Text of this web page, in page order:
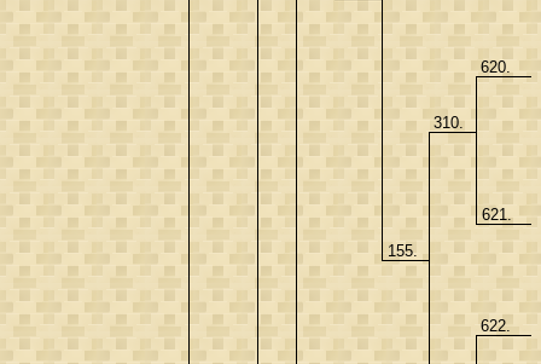
155.
310.
620.
621.
622.